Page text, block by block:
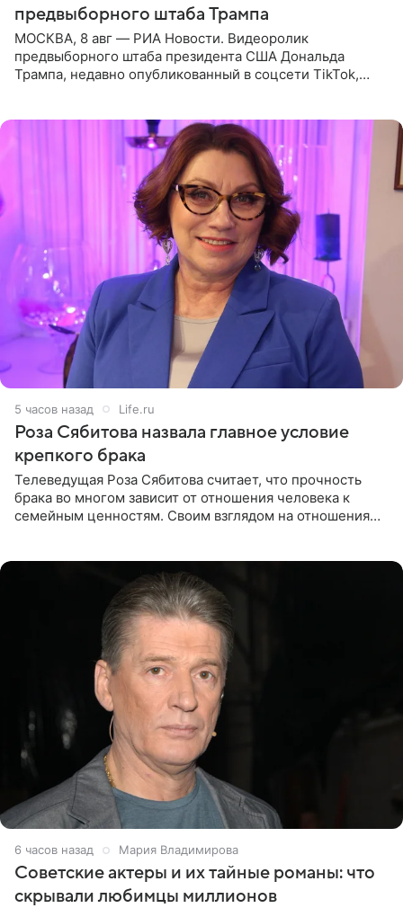
предвыборного штаба Трампа
МОСКВА, 8 авг — РИА Новости. Видеоролик
предвыборного штаба президента США Дональда
Трампа, недавно опубликованный в соцсети TikTok,
5 часов назад Life.ru
Роза Сябитова назвала главное условие
крепкого брака
Телеведущая Роза Сябитова считает, что прочность
брака во многом зависит от отношения человека к
семейным ценностям. Своим взглядом на отношения
6 часов назад Мария Владимирова
Советские актеры и их тайные романы: что
скрывали любимцы миллионов